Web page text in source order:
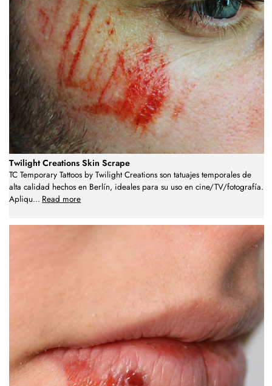
Twilight Creations Skin Scrape
TC Temporary Tattoos by Twilight Creations son tatuajes temporales de
alta calidad hechos en Berlín, ideales para su uso en cine/TV/fotografía.
Apliqu... Read more